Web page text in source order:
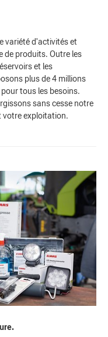
variété d'activités et
de produits. Outre les
et les
plus de 4 millions
tous les besoins.
sans cesse notre
votre exploitation.